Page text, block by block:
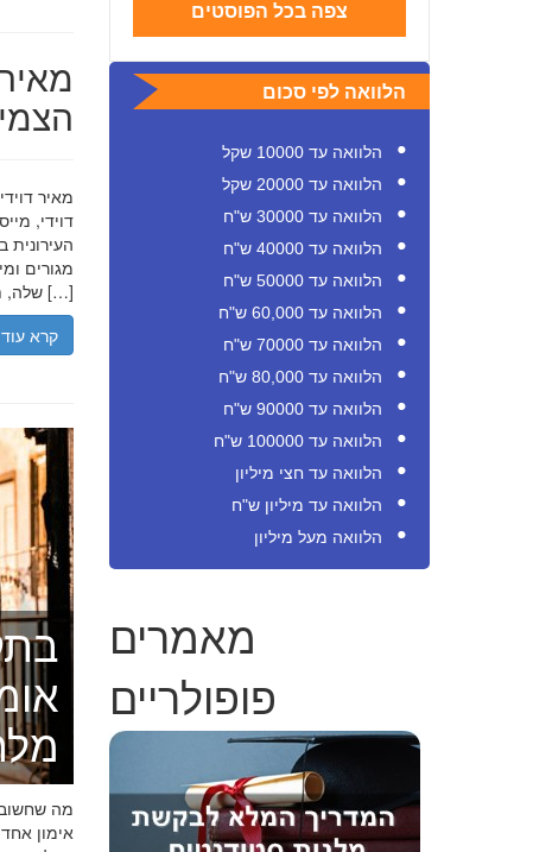
צפה בכל הפוסטים
הלוואה לפי סכום
הלוואה עד 10000 שקל
הלוואה עד 20000 שקל
הלוואה עד 30000 ש"ח
הלוואה עד 40000 ש"ח
הלוואה עד 50000 ש"ח
הלוואה עד 60,000 ש"ח
הלוואה עד 70000 ש"ח
הלוואה עד 80,000 ש"ח
הלוואה עד 90000 ש"ח
הלוואה עד 100000 ש"ח
הלוואה עד חצי מיליון
הלוואה עד מיליון ש"ח
הלוואה מעל מיליון
מאמרים
פופולריים
דוידי,
שלה, תוך הדגשת ערכי […]
קרא עוד
מה שחשוב
אימון